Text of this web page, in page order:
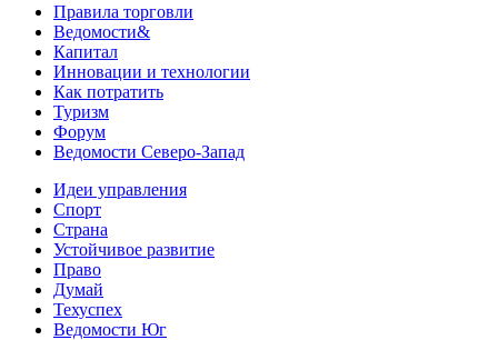
Правила торговли
Ведомости&
Капитал
Инновации и технологии
Как потратить
Туризм
Форум
Ведомости Северо-Запад
Идеи управления
Спорт
Страна
Устойчивое развитие
Право
Думай
Техуспех
Ведомости Юг